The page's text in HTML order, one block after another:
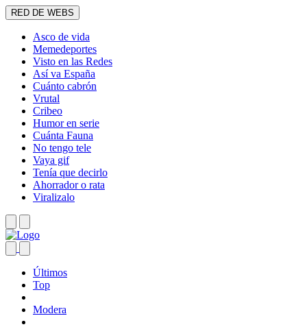
RED DE WEBS
Asco de vida
Memedeportes
Visto en las Redes
Así va España
Cuánto cabrón
Vrutal
Cribeo
Humor en serie
Cuánta Fauna
No tengo tele
Vaya gif
Tenía que decirlo
Ahorrador o rata
Viralizalo
Últimos
Top
Modera